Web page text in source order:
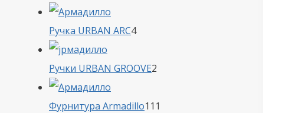
Ручка URBAN ARC44
Ручки URBAN GROOVE2
Фурнитура Armadillo111